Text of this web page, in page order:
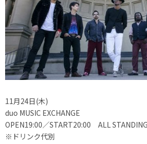
11月24日(木)
duo MUSIC EXCHANGE
OPEN19:00／START20:00 ALL
※ドリンク代別